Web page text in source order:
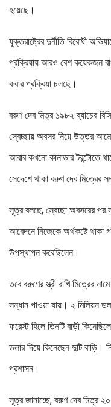
হয়েছে।
যুক্তরাষ্ট্রের দুর্নীতি বিরোধী
প্রক্রিয়ায় আরও বেশ কয়েকজন
করার প্রক্রিয়া চলছে।
বরুণ দেব মিত্র ১৯৮২ ব্যাচের
স্বেচ্ছায় অবসর নিয়ে উত্তর
আবার কখনো কানাডার টরন্টোতে
সেদেশে থাকা বরুণ দেব মিত্রের
সূত্র বলছে, স্বেচ্ছা অবসরের পর
আবেদনে নিজেকে অর্থকষ্টে থাকা
উপস্থাপন করেছিলেন।
তবে বরুণের স্ত্রী রাখি মিত্রের
সন্ধান পাওয়া যায়। ২ মিলিয়ন
ফরেস্ট হিলে তিনটি বাড়ী
ডলার দিয়ে কিনেছেন দুটি বাড়ি।
প্রশাসন।
সূত্র জানাচ্ছে, বরুণ দেব মিত্র